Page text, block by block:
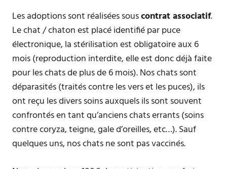
Les adoptions sont réalisées souscontrat associatif.
Le chat / chaton est placé identifié par puce
électronique, la stérilisation est obligatoire aux 6
mois (reproduction interdite, elle est donc déjà faite
pour les chats de plus de 6 mois). Nos chats sont
déparasités (traités contre les vers et les puces), ils
ont reçu les divers soins auxquels ils sont souvent
confrontés en tant qu’anciens chats errants (soins
contre coryza, teigne, gale d’oreilles, etc…). Sauf
quelques uns, nos chats ne sont pas vaccinés.